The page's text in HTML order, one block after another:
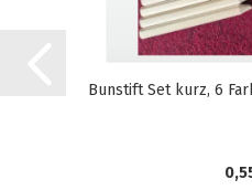
Bunstift Set kurz, 6